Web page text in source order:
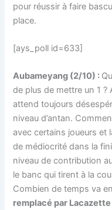
pour réussir à faire
place.
[ays_poll id=633]
Aubameyang (2/10) :
de plus de mettre un 1 ?
attend toujours
niveau d’antan.
avec certains joueurs et
de médiocrité dans la
niveau de contribution
le banc qui tirent à la
Combien de temps va
remplacé par